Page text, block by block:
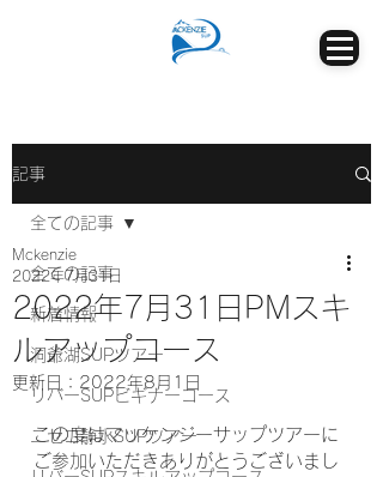
記事
全ての記事
新着情報
洞爺湖SUPツアー
リバーSUPビギナーコース
ニセコ静水SUPツアー
全ての記事
2022年7月31日PMスキ
ルアップコース
Mckenzie
2022年7月31日
更新日： 2022年8月1日
この度はマッケンジーサップツアーに
ご参加いただきありがとうございまし